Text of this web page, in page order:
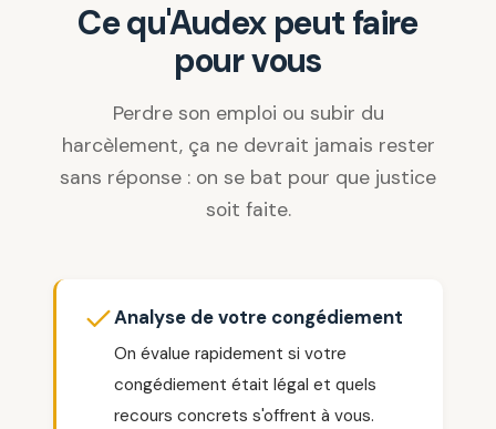
Ce qu'Audex peut faire
pour vous
Perdre son emploi ou subir du
harcèlement, ça ne devrait jamais rester
sans réponse : on se bat pour que justice
soit faite.
Analyse de votre congédiement
On évalue rapidement si votre
congédiement était légal et quels
recours concrets s'offrent à vous.